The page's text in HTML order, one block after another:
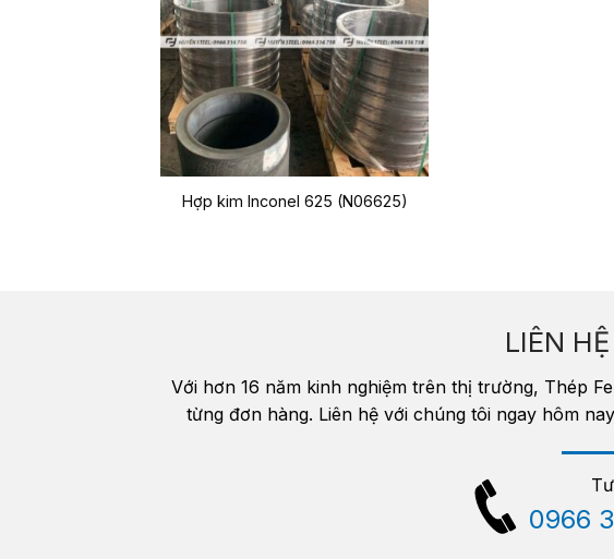
Hợp kim Inconel 625 (N06625)
LIÊN
Với hơn 16 năm kinh nghiệm trên thị trường, Thép
từng đơn hàng. Liên hệ với chúng tôi ngay hôm
0966